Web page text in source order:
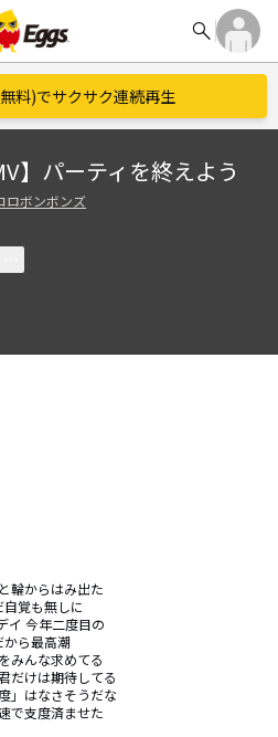
search
料)でサクサク連続再生
】パーティを終えよう
ロボンボンズ
輪からはみ出た
自覚も無しに
イ 今年二度目の
から最高潮
みんな求めてる
だけは期待してる
度」はなさそうだな
で支度済ませた